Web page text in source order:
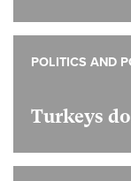
Turkeys
POLITICS AND